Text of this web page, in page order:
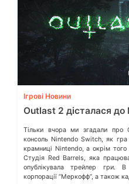
Ігрові Новини
Outlast 2 дісталася
Тільки вчора ми згадали про
консоль Nintendo Switch, як
крамниці Nintendo, а окрім
Студія Red Barrels, яка
опублікувала трейлер гри.
корпорації “Меркофф”, а також